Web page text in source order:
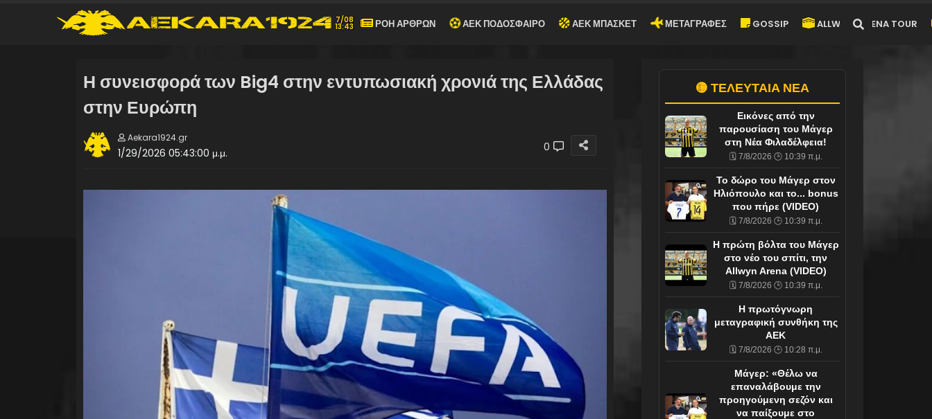
7/08
13:43 ΡΟΗ ΑΡΘΡΩΝ ΑΕΚ ΠΟΔΟΣΦΑΙΡΟ ΑΕΚ ΜΠΑΣΚΕΤ ΜΕΤΑΓΡΑΦΕΣ GOSSIP ALLWYN-ARENA TOUR
Η συνεισφορά των Big4 στην εντυπωσιακή χρονιά της Ελλάδας
στην Ευρώπη
Aekara1924.gr
1/29/2026 05:43:00 μ.μ. 0
🟡 ΤΕΛΕΥΤΑΙΑ ΝΕΑ
Εικόνες από την
παρουσίαση του Μάγερ
στη Νέα Φιλαδέλφεια!
🗓️ 7/8/2026 🕒 10:39 π.μ.
To δώρο του Μάγερ στον
Ηλιόπουλο και το... bonus
που πήρε (VIDEO)
🗓️ 7/8/2026 🕒 10:39 π.μ.
Η πρώτη βόλτα του Μάγερ
στο νέο του σπίτι, την
Allwyn Arena (VIDEO)
🗓️ 7/8/2026 🕒 10:39 π.μ.
Η πρωτόγνωρη
μεταγραφική συνθήκη της
ΑΕΚ
🗓️ 7/8/2026 🕒 10:28 π.μ.
Μάγερ: «Θέλω να
επαναλάβουμε την
προηγούμενη σεζόν και
να παίξουμε στο